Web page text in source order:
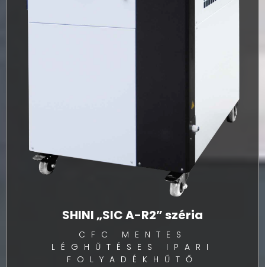
SHINI „SIC A-R2” széria
CFC MENTES
LÉGHŰTÉSES IPARI
FOLYADÉKHŰTŐ